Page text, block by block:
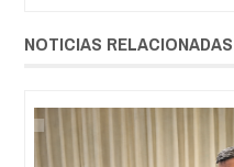
NOTICIAS RELACIONADAS